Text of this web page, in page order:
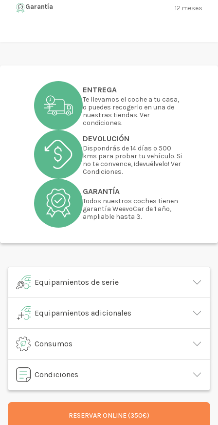
ENTREGA
Te llevamos el coche a tu casa,
o puedes recogerlo en una de
nuestras tiendas. Ver
condiciones.
DEVOLUCIÓN
Dispondrás de 14 días o 500
kms para probar tu vehículo. Si
no te convence, ¡devuélvelo! Ver
Condiciones.
GARANTÍA
Todos nuestros coches tienen
garantía WeevoCar de 1 año,
ampliable hasta 3.
Equipamientos de serie
Equipamientos adicionales
Consumos
Condiciones
RESERVAR ONLINE (350€)
Garantía 12 meses